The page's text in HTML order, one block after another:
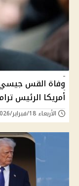
وفاة القس جيسي
أمريكا الرئيس
الأربعاء 18/فبراير/2026 - 12:38 م